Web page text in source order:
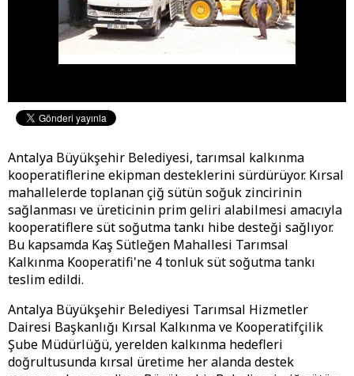
Antalya Büyükşehir Belediyesi, tarımsal kalkınma
kooperatiflerine ekipman desteklerini sürdürüyor. Kırsal
mahallelerde toplanan çiğ sütün soğuk zincirinin
sağlanması ve üreticinin prim geliri alabilmesi amacıyla
kooperatiflere süt soğutma tankı hibe desteği sağlıyor.
Bu kapsamda Kaş Sütleğen Mahallesi Tarımsal
Kalkınma Kooperatifi'ne 4 tonluk süt soğutma tankı
teslim edildi.
Antalya Büyükşehir Belediyesi Tarımsal Hizmetler
Dairesi Başkanlığı Kırsal Kalkınma ve Kooperatifçilik
Şube Müdürlüğü, yerelden kalkınma hedefleri
doğrultusunda kırsal üretime her alanda destek